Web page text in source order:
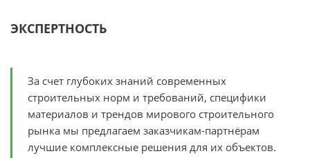
ЭКСПЕРТНОСТЬ
За счет глубоких знаний современных
строительных норм и требований, специфики
материалов и трендов мирового строительного
рынка мы предлагаем заказчикам-партнёрам
лучшие комплексные решения для их объектов.